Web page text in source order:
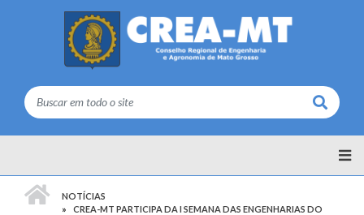
Buscar
NOTÍCIAS
CREA-MT PARTICIPA DA I SEMANA DAS ENGENHARIAS DO